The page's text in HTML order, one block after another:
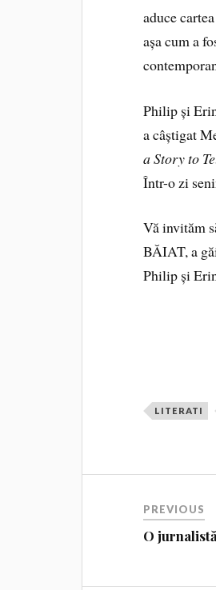
aduce
așa cum a
Philip și
a câștigat
a Story to
Într-o zi
Vă invităm
BĂIAT, a
Philip și
LITERATI
PREVIOUS
O